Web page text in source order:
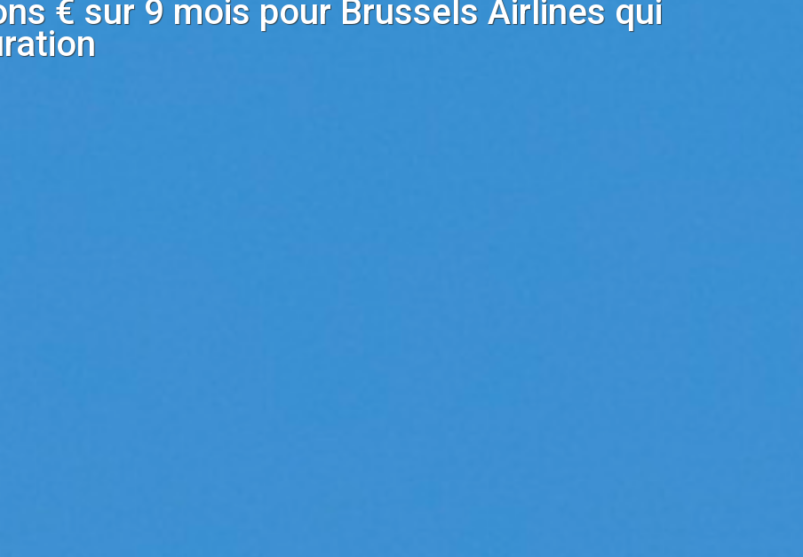
€ sur 9 mois pour Brussels Airlines qui